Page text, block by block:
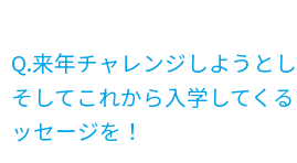
Q.来年チャレンジしようと
そしてこれから入学してく
ッセージを！